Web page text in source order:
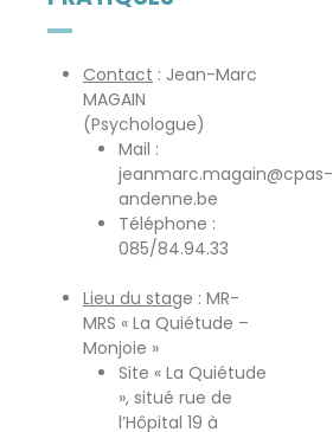
Contact : Jean-Marc
MAGAIN
(Psychologue)
Mail :
jeanmarc.magain@cpas-
andenne.be
Téléphone :
085/84.94.33
Lieu du stage : MR-
MRS « La Quiétude –
Monjoie »
Site « La Quiétude
», situé rue de
l’Hôpital 19 à